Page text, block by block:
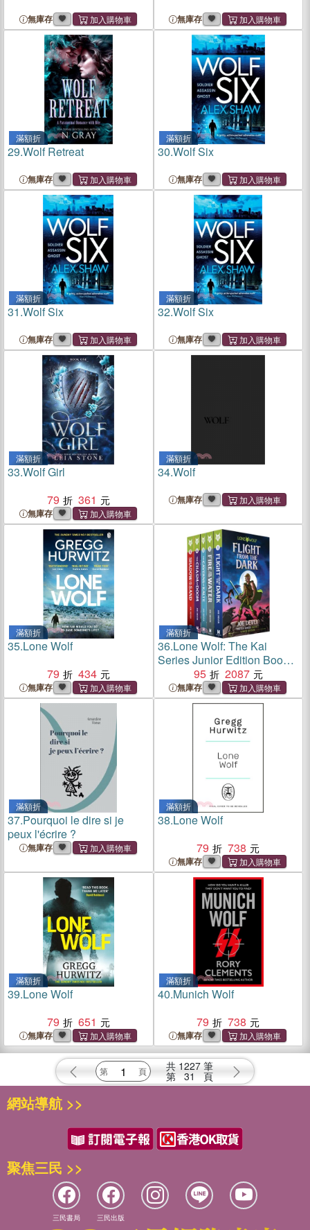
無庫存 無庫存
滿額折
29.Wolf Retreat
無庫存
滿額折
30.Wolf Six
無庫存
滿額折
31.Wolf Six
無庫存
滿額折
32.Wolf Six
無庫存
滿額折
33.Wolf Girl
79
361
無庫存
滿額折
34.Wolf
無庫存
滿額折
35.Lone Wolf
79
434
無庫存
滿額折
36.Lone Wolf: The Kai
Series Junior Edition Books
1-5 Collection Set
95 2087
無庫存
滿額折
37.Pourquoi le dire si je
peux l'écrire ?
無庫存
滿額折
38.Lone Wolf
79
738
無庫存
滿額折
39.Lone Wolf
79
651
無庫存
滿額折
40.Munich Wolf
79
738
無庫存
共 1227 筆
第 31 頁
網站導航 >>
聚焦三民 >>
三民書局 三民出版